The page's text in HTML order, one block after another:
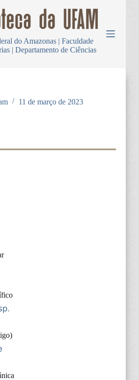
do Amazonas | Faculdade
| Departamento de Ciências
11 de março de 2023